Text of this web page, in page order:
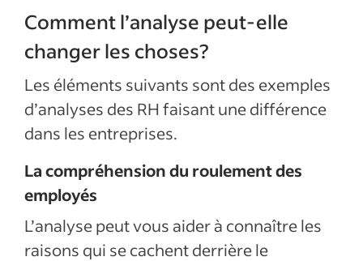
Comment l’analyse peut-elle
changer les choses?
Les éléments suivants sont des exemples
d’analyses des RH faisant une différence
dans les entreprises.
La compréhension du roulement des
employés
L’analyse peut vous aider à connaître les
raisons qui se cachent derrière le